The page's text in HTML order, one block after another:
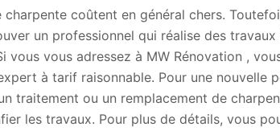
charpente coûtent en général chers.
un professionnel qui réalise des
vous vous adressez à MW Rénovation ,
à tarif raisonnable. Pour une nouvelle
traitement ou un remplacement de
les travaux. Pour plus de détails, vous